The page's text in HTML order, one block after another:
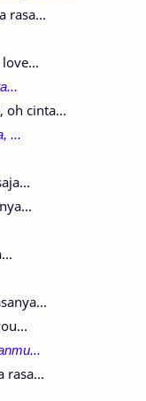
rasa...
oh cinta...
...
rasa...